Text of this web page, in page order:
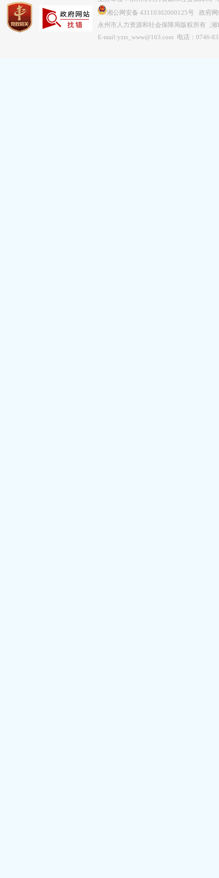
湘公网安备 43110302000125号 政府网
永州市人力资源和社会保障局版权所有 ;湘
E-mail:yzrs_www@163.com 电话：0746-